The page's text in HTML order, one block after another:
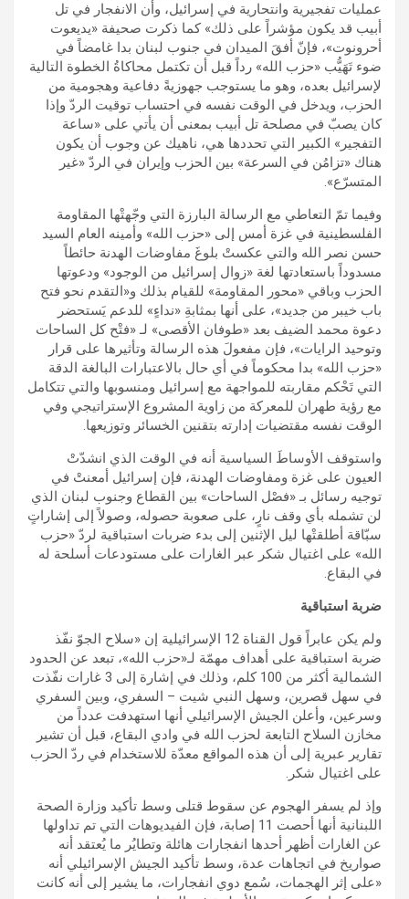
عمليات تفجيرية وانتحارية في إسرائيل، وأن الانفجار في تل
أبيب قد يكون مؤشراً على ذلك» كما ذكرت صحيفة «يديعوت
أحرونوت»، فإنّ أفقَ الميدان في جنوب لبنان بدا غامضاً في
ضوء تَهَيُّب «حزب الله» رداً قبل أن تكتمل محاكاةُ الخطوة التالية
لإسرائيل بعده، وهو ما يستوجب جهوزيةً دفاعية وهجومية من
الحزب، ويدخل في الوقت نفسه في احتساب توقيت الردّ وإذا
كان يصبّ في مصلحة تل أبيب بمعنى أن يأتي على «ساعة
التفجير» الكبير التي تحددها هي، ناهيك عن وجوب أن يكون
هناك «تزامُن في السرعة» بين الحزب وإيران في الردّ «غير
المتسرّع».
وفيما تمّ التعاطي مع الرسالة البارزة التي وجّهتْها المقاومة
الفلسطينية في غزة أمس إلى «حزب الله» وأمينه العام السيد
حسن نصر الله والتي عكستْ بلوغَ مفاوضات الهدنة حائطاً
مسدوداً باستعادتها لغة «زوال إسرائيل من الوجود» ودعوتها
الحزب وباقي «محور المقاومة» للقيام بذلك و«التقدم نحو فتح
باب خيبر من جديد»، على أنها بمثابةِ «نداءٍ» للدعم يَستحضر
دعوة محمد الضيف بعد «طوفان الأقصى» لـ «فتْح كل الساحات
وتوحيد الرايات»، فإن مفعولَ هذه الرسالة وتأثيرها على قرار
«حزب الله» بدا محكوماً في أي حال بالاعتبارات البالغة الدقة
التي تَحْكم مقاربته للمواجهة مع إسرائيل ومنسوبها والتي تتكامل
مع رؤية طهران للمعركة من زاوية المشروع الإستراتيجي وفي
الوقت نفسه مقتضيات إدارته بتقنين الخسائر وتوزيعها.
واستوقف الأوساطَ السياسية أنه في الوقت الذي انشدّتْ
العيون على غزة ومفاوضات الهدنة، فإن إسرائيل أمعنتْ في
توجيه رسائل بـ «فصْل الساحات» بين القطاع وجنوب لبنان الذي
لن تشمله بأي وقف نارٍ، على صعوبة حصوله، وصولاً إلى إشاراتٍ
سبّاقة أطلقتْها ليل الإثنين إلى بدء ضربات استباقية لردّ «حزب
الله» على اغتيال شكر عبر الغارات على مستودعات أسلحة له
في البقاع.
ضربة استباقية
ولم يكن عابراً قول القناة 12 الإسرائيلية إن «سلاح الجوّ نفّذ
ضربة استباقية على أهداف مهمّة لـ«حزب الله»، تبعد عن الحدود
الشمالية أكثر من 100 كلم، وذلك في إشارة إلى 3 غارات نفّذت
في سهل قصرين، وسهل النبي شيت – السفري، وبين السفري
وسرعين، وأعلن الجيش الإسرائيلي أنها استهدفت عدداً من
مخازن السلاح التابعة لحزب الله في وادي البقاع، قبل أن تشير
تقارير عبرية إلى أن هذه المواقع معدّة للاستخدام في ردّ الحزب
على اغتيال شكر.
وإذ لم يسفر الهجوم عن سقوط قتلى وسط تأكيد وزارة الصحة
اللبنانية أنها أحصت 11 إصابة، فإن الفيديوهات التي تم تداولها
عن الغارات أظهر أحدها انفجارات هائلة وتطايُر ما يُعتقد أنه
صواريخ في اتجاهات عدة، وسط تأكيد الجيش الإسرائيلي أنه
«على إثر الهجمات، سُمع دوي انفجارات، ما يشير إلى أنه كانت